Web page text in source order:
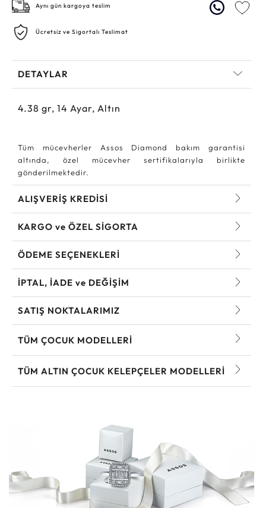
Aynı gün kargoya teslim
Ücretsiz ve Sigortalı Teslimat
DETAYLAR
4.38 gr, 14 Ayar, Altın
Tüm mücevherler Assos Diamond bakım garantisi
altında, özel mücevher sertifikalarıyla birlikte
gönderilmektedir.
ALIŞVERİŞ KREDİSİ
KARGO ve ÖZEL SİGORTA
ÖDEME SEÇENEKLERİ
İPTAL, İADE ve DEĞİŞİM
SATIŞ NOKTALARIMIZ
TÜM ÇOCUK MODELLERI
TÜM ALTIN ÇOCUK KELEPÇELER MODELLERI